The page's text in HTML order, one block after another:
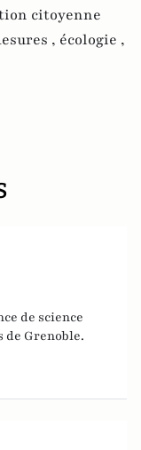
citoyenne
, écologie ,
de science
Grenoble.